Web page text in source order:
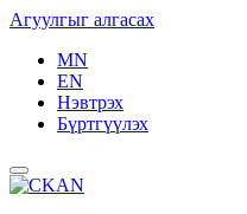
Агуулгыг алгасах
MN
EN
Нэвтрэх
Бүртгүүлэх